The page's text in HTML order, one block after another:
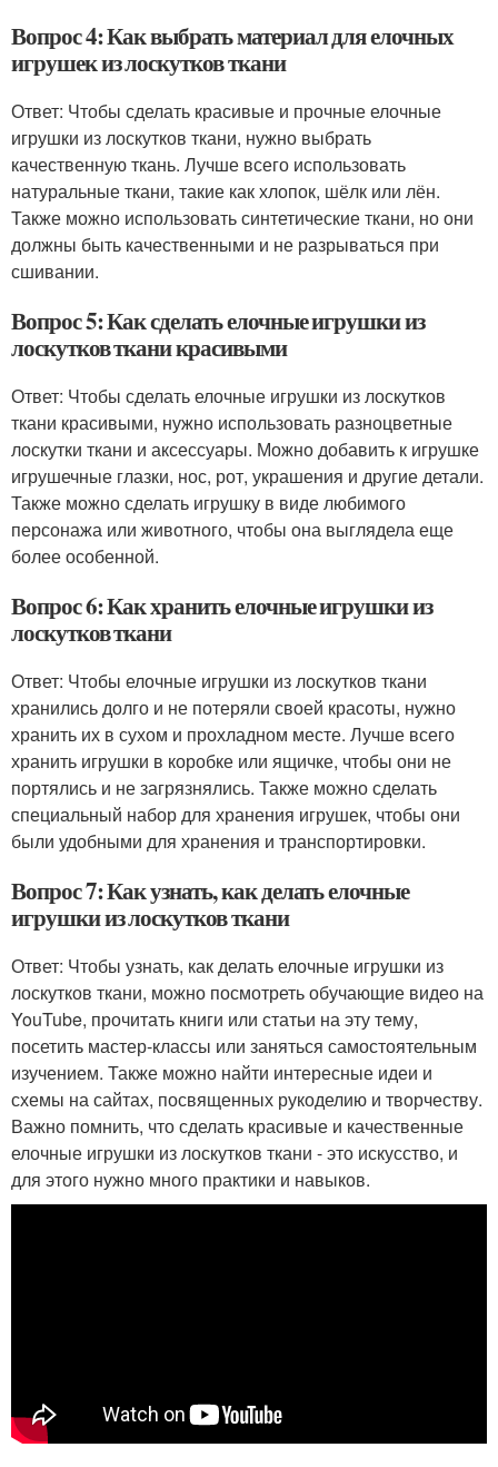
Вопрос 4: Как выбрать материал для елочных
игрушек из лоскутков ткани
Ответ: Чтобы сделать красивые и прочные елочные
игрушки из лоскутков ткани, нужно выбрать
качественную ткань. Лучше всего использовать
натуральные ткани, такие как хлопок, шёлк или лён.
Также можно использовать синтетические ткани, но они
должны быть качественными и не разрываться при
сшивании.
Вопрос 5: Как сделать елочные игрушки из
лоскутков ткани красивыми
Ответ: Чтобы сделать елочные игрушки из лоскутков
ткани красивыми, нужно использовать разноцветные
лоскутки ткани и аксессуары. Можно добавить к игрушке
игрушечные глазки, нос, рот, украшения и другие детали.
Также можно сделать игрушку в виде любимого
персонажа или животного, чтобы она выглядела еще
более особенной.
Вопрос 6: Как хранить елочные игрушки из
лоскутков ткани
Ответ: Чтобы елочные игрушки из лоскутков ткани
хранились долго и не потеряли своей красоты, нужно
хранить их в сухом и прохладном месте. Лучше всего
хранить игрушки в коробке или ящичке, чтобы они не
портялись и не загрязнялись. Также можно сделать
специальный набор для хранения игрушек, чтобы они
были удобными для хранения и транспортировки.
Вопрос 7: Как узнать, как делать елочные
игрушки из лоскутков ткани
Ответ: Чтобы узнать, как делать елочные игрушки из
лоскутков ткани, можно посмотреть обучающие видео на
YouTube, прочитать книги или статьи на эту тему,
посетить мастер-классы или заняться самостоятельным
изучением. Также можно найти интересные идеи и
схемы на сайтах, посвященных рукоделию и творчеству.
Важно помнить, что сделать красивые и качественные
елочные игрушки из лоскутков ткани - это искусство, и
для этого нужно много практики и навыков.